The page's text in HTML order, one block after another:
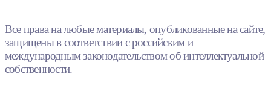
Все права на любые материалы, опубликованные на сайте,
защищены в соответствии с российским и
международным законодательством об интеллектуальной
собственности.